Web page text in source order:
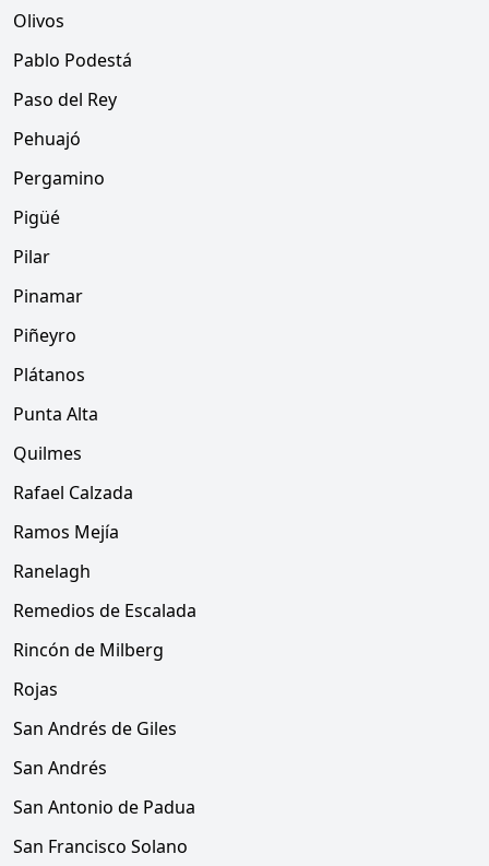
Olivos
Pablo Podestá
Paso del Rey
Pehuajó
Pergamino
Pigüé
Pilar
Pinamar
Piñeyro
Plátanos
Punta Alta
Quilmes
Rafael Calzada
Ramos Mejía
Ranelagh
Remedios de Escalada
Rincón de Milberg
Rojas
San Andrés de Giles
San Andrés
San Antonio de Padua
San Francisco Solano